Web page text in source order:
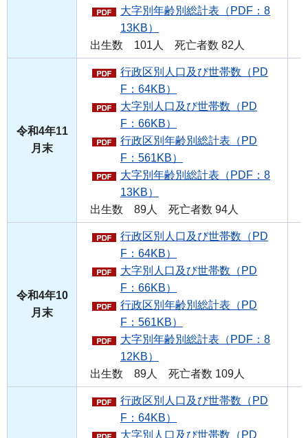
大字別年齢別総計表（PDF：8
13KB）
出生数 101人 死亡者数 82人
令和4年11
月末
行政区別人口及び世帯数（PD
F：64KB）
大字別人口及び世帯数（PD
F：66KB）
行政区別年齢別総計表（PD
F：561KB）
大字別年齢別総計表（PDF：8
13KB）
出生数 89人 死亡者数 94人
令和4年10
月末
行政区別人口及び世帯数（PD
F：64KB）
大字別人口及び世帯数（PD
F：66KB）
行政区別年齢別総計表（PD
F：561KB）
大字別年齢別総計表（PDF：8
12KB）
出生数 89人 死亡者数 109人
行政区別人口及び世帯数（PD
F：64KB）
大字別人口及び世帯数（PD